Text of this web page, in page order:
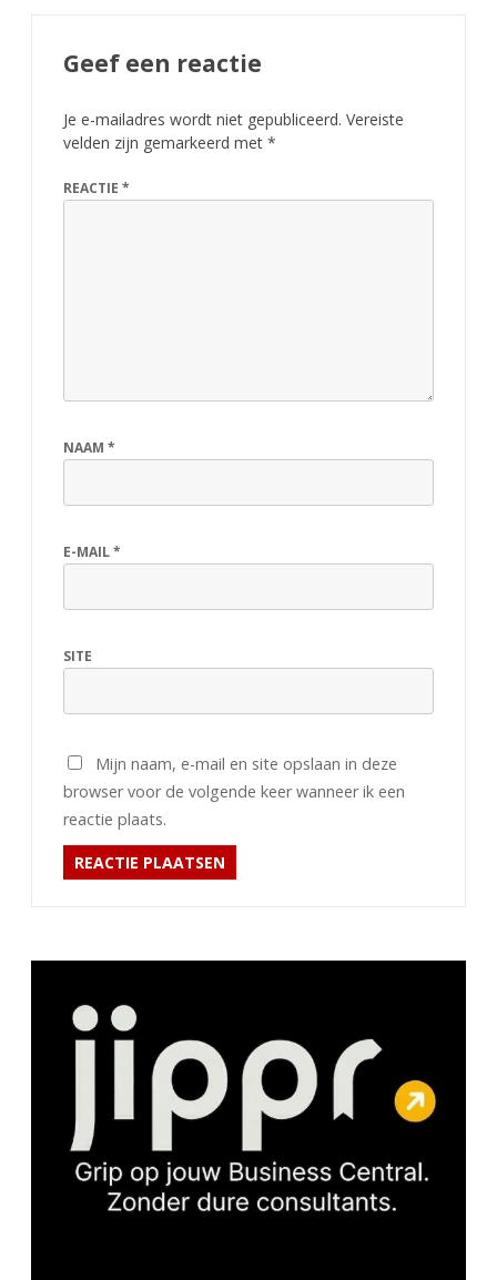
Geef een reactie
Je e-mailadres wordt niet gepubliceerd. Vereiste
velden zijn gemarkeerd met *
REACTIE *
NAAM *
E-MAIL*
SITE
Mijn naam, e-mail en site opslaan in deze
browser voor de volgende keer wanneer ik een
reactie plaats.